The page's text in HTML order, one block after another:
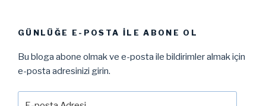
GÜNLÜĞE E-POSTA ILE ABONE OL
Bu bloga abone olmak ve e-posta ile bildirimler almak için
e-posta adresinizi girin.